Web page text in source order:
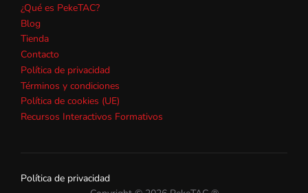
¿Qué es PekeTAC?
Blog
Tienda
Contacto
Política de privacidad
Términos y condiciones
Política de cookies (UE)
Recursos Interactivos Formativos
Política de privacidad